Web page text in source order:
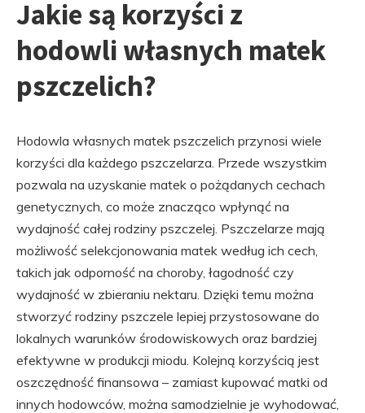
Jakie są korzyści z
hodowli własnych matek
pszczelich?
Hodowla własnych matek pszczelich przynosi wiele
korzyści dla każdego pszczelarza. Przede wszystkim
pozwala na uzyskanie matek o pożądanych cechach
genetycznych, co może znacząco wpłynąć na
wydajność całej rodziny pszczelej. Pszczelarze mają
możliwość selekcjonowania matek według ich cech,
takich jak odporność na choroby, łagodność czy
wydajność w zbieraniu nektaru. Dzięki temu można
stworzyć rodziny pszczele lepiej przystosowane do
lokalnych warunków środowiskowych oraz bardziej
efektywne w produkcji miodu. Kolejną korzyścią jest
oszczędność finansowa – zamiast kupować matki od
innych hodowców, można samodzielnie je wyhodować,